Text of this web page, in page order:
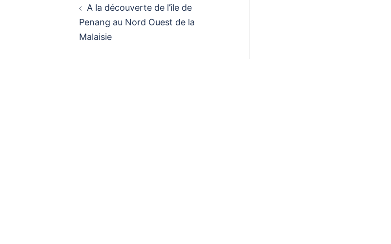
d’articleA la découverte de l’île de
Penang au Nord Ouest de la
Malaisie